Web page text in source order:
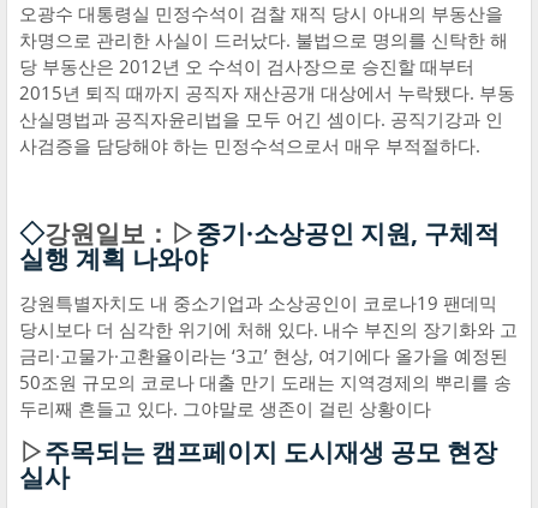
오광수 대통령실 민정수석이 검찰 재직 당시 아내의 부동산을
차명으로 관리한 사실이 드러났다. 불법으로 명의를 신탁한 해
당 부동산은 2012년 오 수석이 검사장으로 승진할 때부터
2015년 퇴직 때까지 공직자 재산공개 대상에서 누락됐다. 부동
산실명법과 공직자윤리법을 모두 어긴 셈이다. 공직기강과 인
사검증을 담당해야 하는 민정수석으로서 매우 부적절하다.
◇강원일보：▷중기·소상공인 지원, 구체적
실행 계획 나와야
강원특별자치도 내 중소기업과 소상공인이 코로나19 팬데믹
당시보다 더 심각한 위기에 처해 있다. 내수 부진의 장기화와 고
금리·고물가·고환율이라는 ‘3고’ 현상, 여기에다 올가을 예정된
50조원 규모의 코로나 대출 만기 도래는 지역경제의 뿌리를 송
두리째 흔들고 있다. 그야말로 생존이 걸린 상황이다
▷주목되는 캠프페이지 도시재생 공모 현장
실사